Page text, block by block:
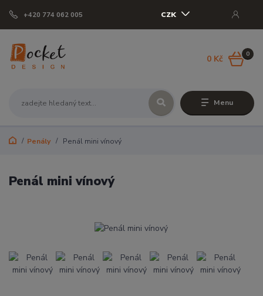
Menu
CZK
+420 774 062 005
0
0 Kč
Penály Penál mini vínový
Penál mini vínový